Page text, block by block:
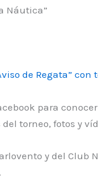
Náutica”
de Regata”
para
torneo, fotos y
y del